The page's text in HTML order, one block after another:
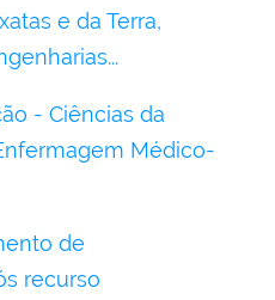
e da Terra,
- Ciências da
Médico-
de
recurso